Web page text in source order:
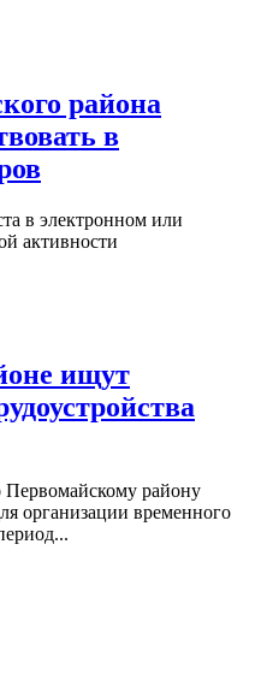
района
в
в электронном или
активности
ищут
Первомайскому району
организации временного